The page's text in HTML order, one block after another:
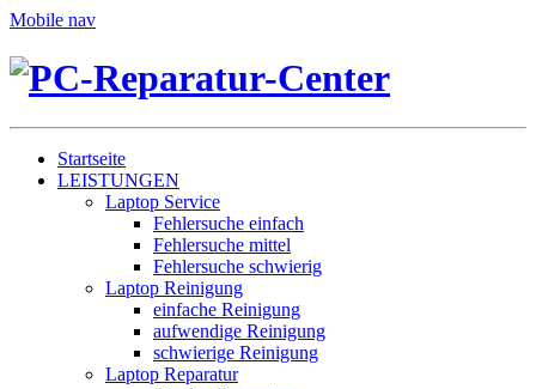
Mobile nav
Startseite
LEISTUNGEN
Laptop Service
Fehlersuche einfach
Fehlersuche mittel
Fehlersuche schwierig
Laptop Reinigung
einfache Reinigung
aufwendige Reinigung
schwierige Reinigung
Laptop Reparatur